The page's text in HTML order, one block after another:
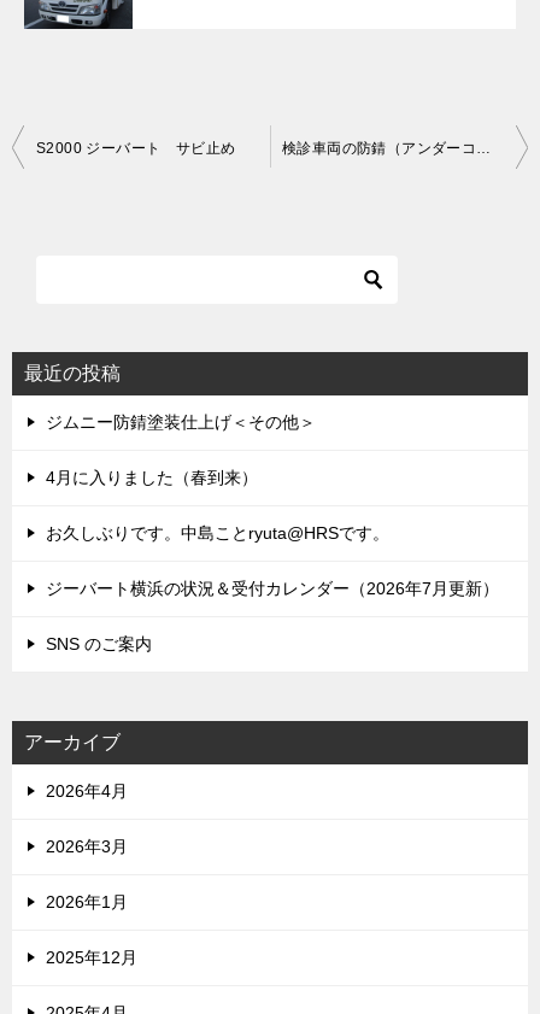
投
シ
ョ
S2000 ジーバート サビ止め 検診車両の防錆（アンダーコート）
最近の投稿
ジムニー防錆塗装仕上げ＜その他＞
4月に入りました（春到来）
お久しぶりです。中島ことryuta@HRSです。
ジーバート横浜の状況＆受付カレンダー（2026年7月更新）
SNS のご案内
アーカイブ
2026年4月
2026年3月
2026年1月
2025年12月